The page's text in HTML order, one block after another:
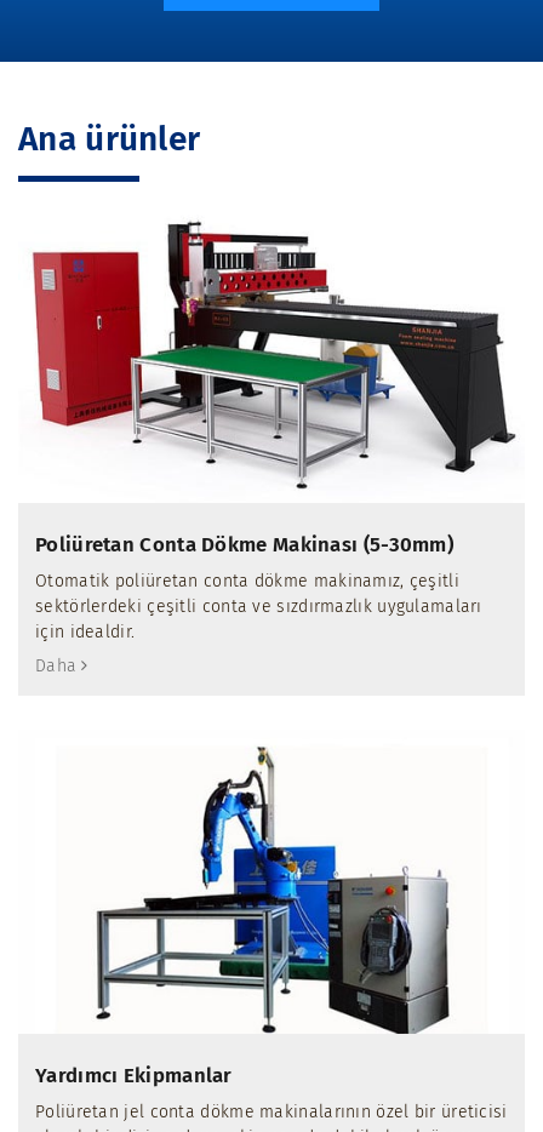
Ana ürünler
Poliüretan Conta Dökme Makinası (5-30mm)
Otomatik poliüretan conta dökme makinamız, çeşitli
sektörlerdeki çeşitli conta ve sızdırmazlık uygulamaları
için idealdir.
Daha
Yardımcı Ekipmanlar
Poliüretan jel conta dökme makinalarının özel bir üreticisi